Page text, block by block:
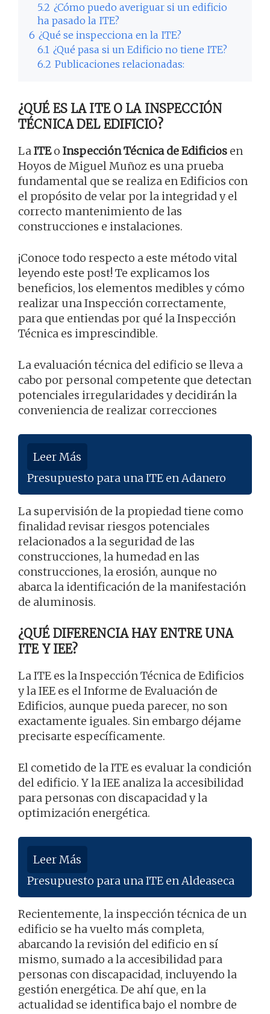
5.2 ¿Cómo puedo averiguar si un edificio
ha pasado la ITE?
6 ¿Qué se inspecciona en la ITE?
6.1 ¿Qué pasa si un Edificio no tiene ITE?
6.2 Publicaciones relacionadas:
¿QUÉ ES LA ITE O LA INSPECCIÓN
TÉCNICA DEL EDIFICIO?
LaITEo Inspección Técnica de Edificios en
Hoyos de Miguel Muñoz es una prueba
fundamental que se realiza en Edificios con
el propósito de velar por la integridad y el
correcto mantenimiento de las
construcciones e instalaciones.
¡Conoce todo respecto a este método vital
leyendo este post! Te explicamos los
beneficios, los elementos medibles y cómo
realizar una Inspección correctamente,
para que entiendas por qué la Inspección
Técnica es imprescindible.
La evaluación técnica del edificio se lleva a
cabo por personal competente que detectan
potenciales irregularidades y decidirán la
conveniencia de realizar correcciones
Leer Más
Presupuesto para una ITE en Adanero
La supervisión de la propiedad tiene como
finalidad revisar riesgos potenciales
relacionados a la seguridad de las
construcciones, la humedad en las
construcciones, la erosión, aunque no
abarca la identificación de la manifestación
de aluminosis.
¿QUÉ DIFERENCIA HAY ENTRE UNA
ITE Y IEE?
La ITE es la Inspección Técnica de Edificios
y la IEE es el Informe de Evaluación de
Edificios, aunque pueda parecer, no son
exactamente iguales. Sin embargo déjame
precisarte específicamente.
El cometido de la ITE es evaluar la condición
del edificio. Y la IEE analiza la accesibilidad
para personas con discapacidad y la
optimización energética.
Leer Más
Presupuesto para una ITE en Aldeaseca
Recientemente, la inspección técnica de un
edificio se ha vuelto más completa,
abarcando la revisión del edificio en sí
mismo, sumado a la accesibilidad para
personas con discapacidad, incluyendo la
gestión energética. De ahí que, en la
actualidad se identifica bajo el nombre de